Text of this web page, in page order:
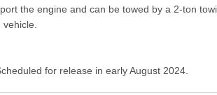
the engine and can be towed by a 2-ton
vehicle.
for release in early August 2024.